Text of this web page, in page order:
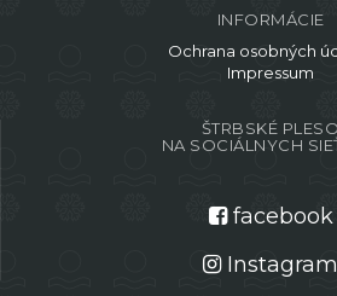
INFORMÁCIE
Ochrana osobných
Impressum
ŠTRBSKÉ PLESO
NA SOCIÁLNYCH
facebook
Instagram